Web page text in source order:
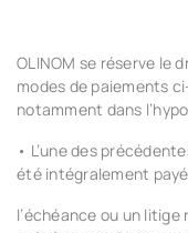
OLINOM se réserve le
modes de paiements
notamment dans
• L’une des
été intégralement
l’échéance ou un